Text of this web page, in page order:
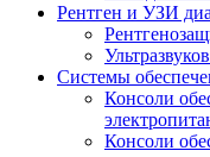
Рентген и УЗИ
Системы
Консоли
Консоли